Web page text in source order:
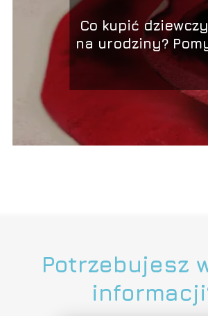
Co kupić
na urodziny?
na prezent
Potrzebujesz